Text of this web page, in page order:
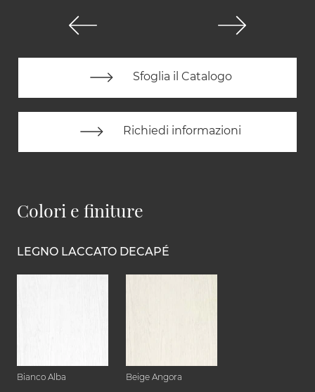
Sfoglia il Catalogo
Richiedi informazioni
Colori e finiture
LEGNO LACCATO DECAPÉ
Bianco Alba Beige Angora